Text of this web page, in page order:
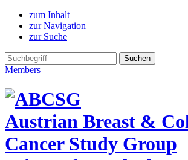
zum Inhalt
zur Navigation
zur Suche
Members
Austrian Breast &
Cancer Study Group